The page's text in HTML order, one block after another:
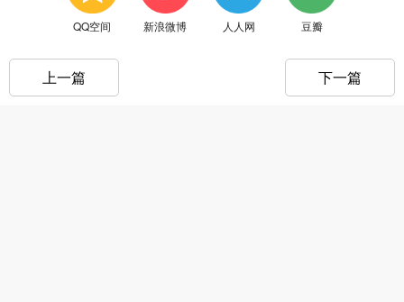
QQ空间 新浪微博 人人网 豆瓣
上一篇 下一篇